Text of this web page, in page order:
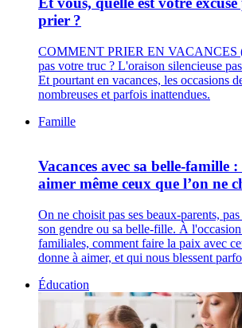
prier ?
COMMENT PRIER EN VACANCES
pas votre truc ? L'oraison silencieuse
Et pourtant en vacances, les occasions
nombreuses et parfois inattendues.
Famille
Vacances avec sa belle-famille
aimer même ceux que l’on ne
On ne choisit pas ses beaux-parents,
son gendre ou sa belle-fille. À l'occasion
familiales, comment faire la paix avec
donne à aimer, et qui nous blessent
Éducation